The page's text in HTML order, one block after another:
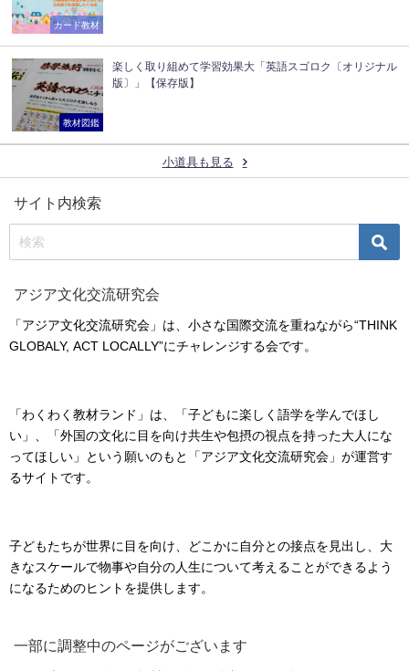
カード教材
教材図鑑
楽しく取り組めて学習効果大「英語スゴロク〔オリジナル
版〕」【保存版】
小道具も見る
サイト内検索
アジア文化交流研究会
「アジア文化交流研究会」は、小さな国際交流を重ねながら“THINK
GLOBALY, ACT LOCALLY”にチャレンジする会です。
「わくわく教材ランド」は、「子どもに楽しく語学を学んでほし
い」、「外国の文化に目を向け共生や包摂の視点を持った大人にな
ってほしい」という願いのもと「アジア文化交流研究会」が運営す
るサイトです。
子どもたちが世界に目を向け、どこかに自分との接点を見出し、大
きなスケールで物事や自分の人生について考えることができるよう
になるためのヒントを提供します。
一部に調整中のページがございます